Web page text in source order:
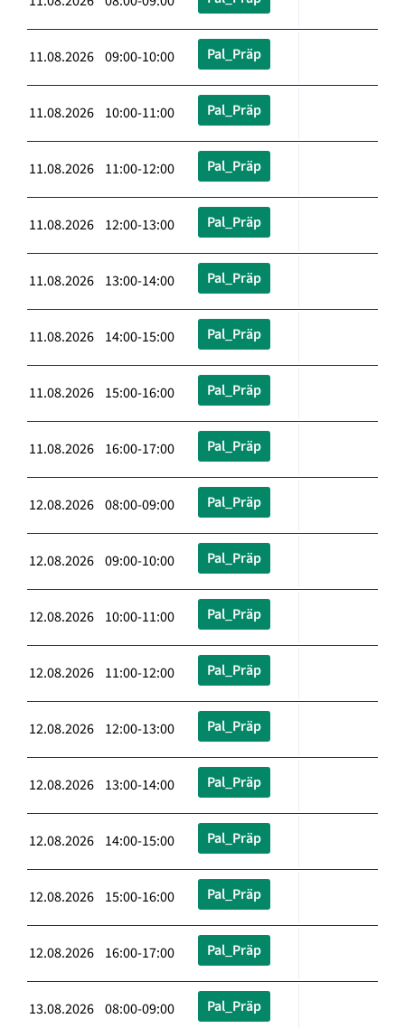
11.08.2026 09:00-10:00 Pal_Präp
11.08.2026 10:00-11:00 Pal_Präp
11.08.2026 11:00-12:00 Pal_Präp
11.08.2026 12:00-13:00 Pal_Präp
11.08.2026 13:00-14:00 Pal_Präp
11.08.2026 14:00-15:00 Pal_Präp
11.08.2026 15:00-16:00 Pal_Präp
11.08.2026 16:00-17:00 Pal_Präp
12.08.2026 08:00-09:00 Pal_Präp
12.08.2026 09:00-10:00 Pal_Präp
12.08.2026 10:00-11:00 Pal_Präp
12.08.2026 11:00-12:00 Pal_Präp
12.08.2026 12:00-13:00 Pal_Präp
12.08.2026 13:00-14:00 Pal_Präp
12.08.2026 14:00-15:00 Pal_Präp
12.08.2026 15:00-16:00 Pal_Präp
12.08.2026 16:00-17:00 Pal_Präp
13.08.2026 08:00-09:00 Pal_Präp